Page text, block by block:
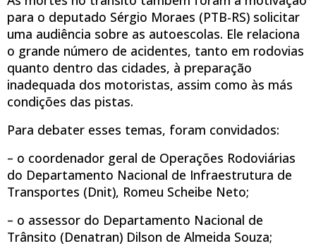
para o deputado Sérgio Moraes (PTB-RS) solicitar
uma audiência sobre as autoescolas. Ele relaciona
o grande número de acidentes, tanto em rodovias
quanto dentro das cidades, à preparação
inadequada dos motoristas, assim como às más
condições das pistas.
Para debater esses temas, foram convidados:
– o coordenador geral de Operações Rodoviárias
do Departamento Nacional de Infraestrutura de
Transportes (Dnit), Romeu Scheibe Neto;
– o assessor do Departamento Nacional de
Trânsito (Denatran) Dilson de Almeida Souza;